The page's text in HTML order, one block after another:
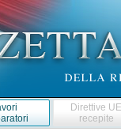
Direttive
recepite